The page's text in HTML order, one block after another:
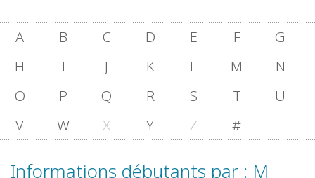
A B C D E F
G
H
I J K L M
N
O
P Q R S T
U
V
W X Y Z #
Informations débutants par : M